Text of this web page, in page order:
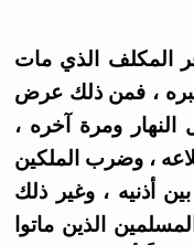
المكلف الذي مات
، فمن ذلك عرض
النهار ومرة آخره ،
، وضرب الملكين
أذنيه ، وغير ذلك
الذين ماتوا